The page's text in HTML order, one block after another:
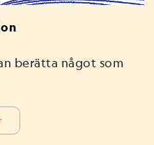
berätta något som